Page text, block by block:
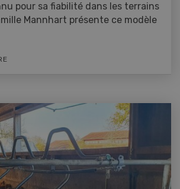
pour sa fiabilité dans les terrains
Mannhart présente ce modèle